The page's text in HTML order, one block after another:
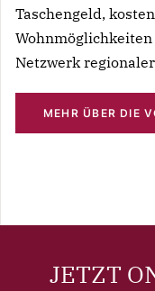
Taschengeld,
Netzwerk
MEHR ÜBER DIE
JETZT